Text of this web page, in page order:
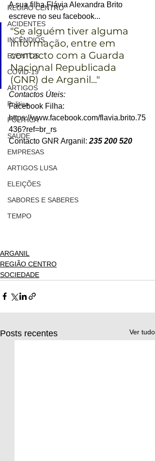
REGIÃO CENTRO
ACIDENTES
INCÊNDIOS
EVENTOS
COVID-19
ARTIGOS
Politica
POLITICA
SAÚDE
EMPRESAS
ARTIGOS LUSA
ELEIÇÕES
SABORES E SABERES
TEMPO
A sua filha Flávia Alexandra Brito
escreve no seu facebook...
"Se alguém tiver alguma
informação, entre em
contacto com a Guarda
Nacional Republicada
(GNR) de Arganil..."
Contactos Úteis:
Facebook Filha:
https://www.facebook.com/flavia.brito.75
436?ref=br_rs
Contacto GNR Arganil: 235 200 520
ARGANIL
REGIÃO CENTRO
SOCIEDADE
Posts recentes Ver tudo